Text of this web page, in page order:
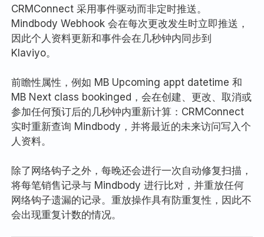
CRMConnect 采用事件驱动而非定时推送。
Mindbody Webhook 会在每次更改发生时立即推送，
因此个人资料更新和事件会在几秒钟内同步到
Klaviyo。
前瞻性属性，例如 MB Upcoming appt datetime 和
MB Next class bookinged，会在创建、更改、取消或
参加任何预订后的几秒钟内重新计算：CRMConnect
实时重新查询 Mindbody，并将最近的未来访问写入个
人资料。
除了网络钩子之外，每晚还会进行一次自动修复扫描，
将每笔销售记录与 Mindbody 进行比对，并重放任何
网络钩子遗漏的记录。重放操作具有防重复性，因此不
会出现重复计数的情况。